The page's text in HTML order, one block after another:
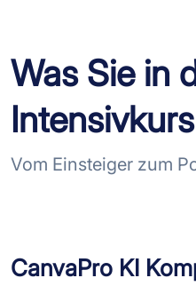
Was Sie in
Vom Einsteiger zum
CanvaPro KI